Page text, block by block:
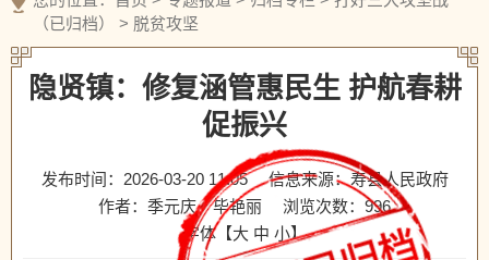
（已归档）
> 脱贫攻坚
隐贤镇：修复涵管惠民生 护航春耕
促振兴
发布时间：2026-03-20 11:05
信息来源：寿县人民政府
作者：季元庆 毕艳丽
浏览次数： 996
字体【大 中 小】